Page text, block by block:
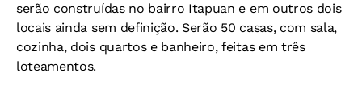
serão construídas no bairro Itapuan e em outros dois
locais ainda sem definição. Serão 50 casas, com sala,
cozinha, dois quartos e banheiro, feitas em três
loteamentos.